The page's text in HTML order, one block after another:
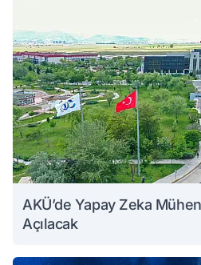
AKÜ’de Yapay Zeka
Açılacak